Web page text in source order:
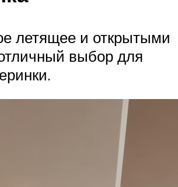
летящее и открытыми
выбор для